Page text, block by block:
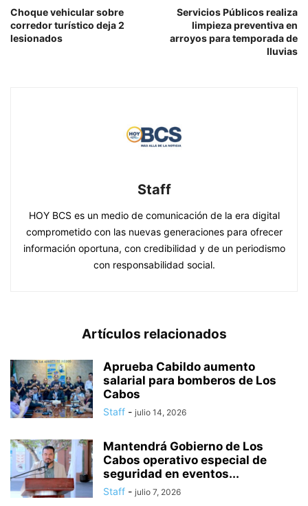
Choque vehicular sobre
corredor turístico deja 2
lesionados
Servicios Públicos realiza
limpieza preventiva en
arroyos para temporada de
lluvias
Staff
HOY BCS es un medio de comunicación de la era digital
comprometido con las nuevas generaciones para ofrecer
información oportuna, con credibilidad y de un periodismo
con responsabilidad social.
Artículos relacionados
Aprueba Cabildo aumento
salarial para bomberos de Los
Cabos
Staff - julio 14, 2026
Mantendrá Gobierno de Los
Cabos operativo especial de
seguridad en eventos...
Staff - julio 7, 2026